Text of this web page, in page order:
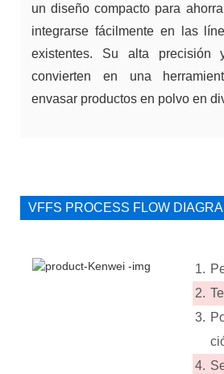
un diseño compacto para
integrarse fácilmente en las
existentes. Su alta precisión
convierten en una
envasar productos en polvo en
VFFS PROCESS FLOW
1.
2.
3.
4.